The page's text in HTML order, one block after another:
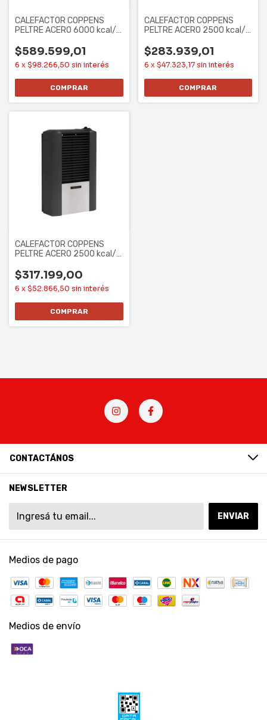
CALEFACTOR COPPENS
PELTRE ACERO 6000 kcal/h
$589.599,01
6 x $98.266,50 sin interés
CALEFACTOR COPPENS
PELTRE ACERO 2500 kcal/h
$283.939,01
6 x $47.323,17 sin interés
CALEFACTOR COPPENS
PELTRE ACERO 2500 kcal/h
$317.199,00
6 x $52.866,50 sin interés
CONTACTÁNOS
NEWSLETTER
Medios de pago
Medios de envío